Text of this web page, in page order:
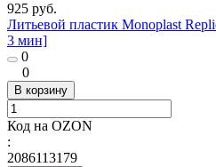
925 руб.
Литьевой пластик Monoplast
3 мин]
0
0
В корзину
Код на OZON
:
2086113179